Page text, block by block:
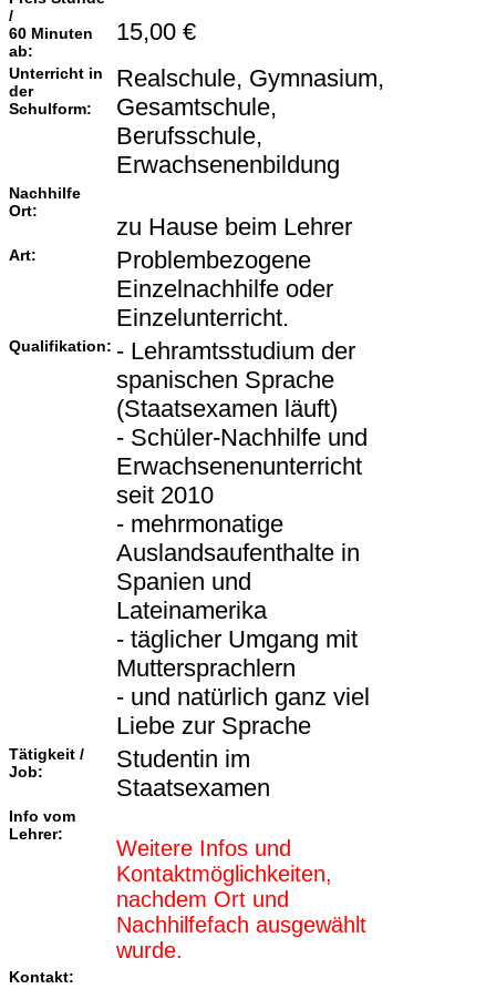
/
60 Minuten
ab:
15,00 €
Unterricht in
der
Schulform:
Realschule, Gymnasium,
Gesamtschule,
Berufsschule,
Erwachsenenbildung
Nachhilfe
Ort:
zu Hause beim Lehrer
Art:
Problembezogene
Einzelnachhilfe oder
Einzelunterricht.
Qualifikation: - Lehramtsstudium der
spanischen Sprache
(Staatsexamen läuft)
- Schüler-Nachhilfe und
Erwachsenenunterricht
seit 2010
- mehrmonatige
Auslandsaufenthalte in
Spanien und
Lateinamerika
- täglicher Umgang mit
Muttersprachlern
- und natürlich ganz viel
Liebe zur Sprache
Tätigkeit /
Job:
Studentin im
Staatsexamen
Info vom
Lehrer:
Weitere Infos und
Kontaktmöglichkeiten,
nachdem Ort und
Nachhilfefach ausgewählt
wurde.
Kontakt: